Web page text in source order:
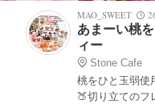
MAO_SWEET
あまーい桃
ィー
Stone Cafe
桃をひと玉弱使
🍑切り立てのフ